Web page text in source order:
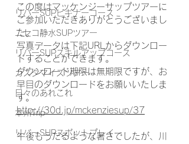
リバーSUPビギナーコース
ニセコ静水SUPツアー
リバーSUPスキルアップコース
カスタマイズツアー
日々のあれこれ
本州Trip
リバーSUPスポットプレイ
この度はマッケンジーサップツアーに
ご参加いただきありがとうございまし
た。
写真データは下記URLからダウンロー
ドすることができます。
ダウンロード期限は無期限ですが、お
早目のダウンロードをお願いいたしま
す。
http://30d.jp/mckenziesup/37
午後もうだるような暑さでしたが、川